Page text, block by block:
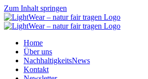
Zum Inhalt springen
Home
Über uns
NachhaltigkeitsNews
Kontakt